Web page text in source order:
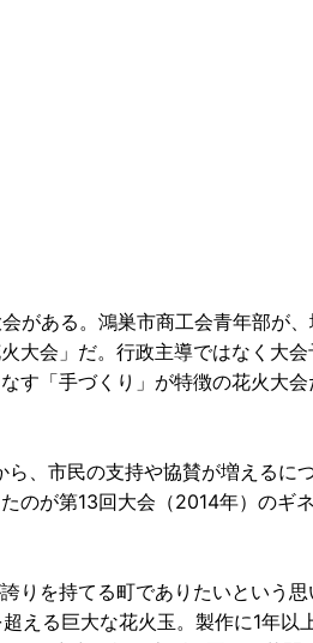
がある。鴻巣市商工会青年部が、
大会」だ。行政主導ではなく大
す「手づくり」が特徴の花火大会
、市民の支持や協賛が増えるに
のが第13回大会（2014年）のギ
りを持てる町でありたいという
る巨大な花火玉。製作に1年以